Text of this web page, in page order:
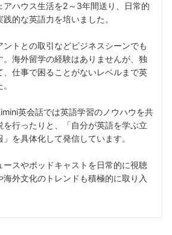
アハウス生活を2～3年間送り、日常的
的な英語力を培いました。
トとの取引などビジネスシーンでも
海外留学の経験はありませんが、独
、仕事で困ることがないレベルまで英
英会話では英語学習のノウハウを共
行ったりと、「自分が英語を学ぶ立
を具体化して発信しています。
ースやポッドキャストを日常的に視聴
海外文化のトレンドも積極的に取り入